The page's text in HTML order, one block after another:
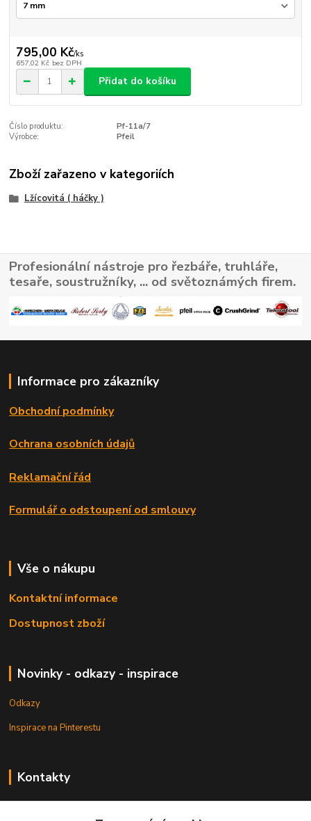
795,00 Kč/ks
657,02 Kč bez DPH
Přidat do košíku
Číslo produktu:
Pf-11a/7
Výrobce:
Pfeil
Zboží zařazeno v kategoriích
Lžícovitá ( háčky )
Profesionální nástroje pro řezbáře, truhláře,
tesaře, soustružníky, ... od světoznámých firem.
Informace pro zákazníky
Obchodní podmínky
Ochrana osobních údajů
Reklamační řád
Formulář o odstoupení od smlouvy
Vše o nákupu
Kontaktní informace
Dostupnost zboží
Novinky - odkazy - inspirace
Odkazy
Inspirace na Pinterestu
Kontakty
Petr Pešek